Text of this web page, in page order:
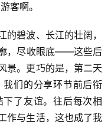
客啊。
碧波、长江的壮阔，
，尽收眼底——这些后
景。更巧的是，第二天
们的分享环节前后衔
了友谊。往后每次相
作与生活，这也成了我